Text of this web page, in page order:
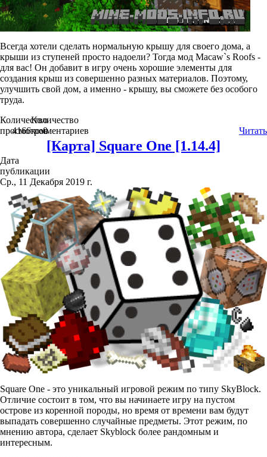
Всегда хотели сделать нормальную крышу для своего дома, а
крыши из ступеней просто надоели? Тогда мод Macaw`s Roofs -
для вас! Он добавит в игру очень хорошие элементы для
создания крыш из совершенно разных материалов. Поэтому,
улучшить свой дом, а именно - крышу, вы сможете без особого
труда.
Количество
просмотров
4166
Количество
комментариев
0 Читать
[Карта] Square One [1.14.4]
Дата
публикации
Ср., 11 Декабря 2019 г.
Square One - это уникальный игровой режим по типу SkyBlock.
Отличие состоит в том, что вы начинаете игру на пустом
острове из коренной породы, но время от времени вам будут
выпадать совершенно случайные предметы. Этот режим, по
мнению автора, сделает Skyblock более рандомным и
интересным.